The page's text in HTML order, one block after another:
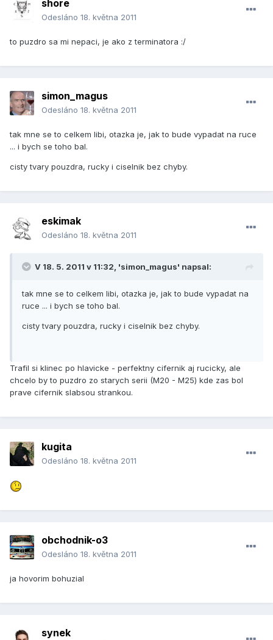
shore
Odesláno 18. května 2011
to puzdro sa mi nepaci, je ako z terminatora :/
simon_magus
Odesláno 18. května 2011
tak mne se to celkem libi, otazka je, jak to bude vypadat na ruce
... i bych se toho bal.
cisty tvary pouzdra, rucky i ciselnik bez chyby.
eskimak
Odesláno 18. května 2011
V 18. 5. 2011 v 11:32, 'simon_magus' napsal:
tak mne se to celkem libi, otazka je, jak to bude vypadat na
ruce ... i bych se toho bal.
cisty tvary pouzdra, rucky i ciselnik bez chyby.
Trafil si klinec po hlavicke - perfektny cifernik aj rucicky, ale
chcelo by to puzdro zo starych serii (M20 - M25) kde zas bol
prave cifernik slabsou strankou.
kugita
Odesláno 18. května 2011
obchodnik-o3
Odesláno 18. května 2011
ja hovorim bohuzial
synek